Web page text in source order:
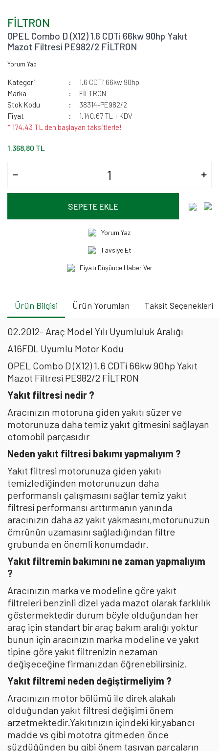
FİLTRON
OPEL Combo D (X12) 1.6 CDTi 66kw 90hp Yakıt
Mazot Filtresi PE982/2 FİLTRON
Yorum Yap
Kategori
1.6 CDTi 66kw 90hp
Marka
FİLTRON
Stok Kodu
38314-PE982/2
Fiyat
1.140,67 TL + KDV
* 174,43 TL den başlayan taksitlerle!
1.368,80 TL
SEPETE EKLE
Yorum Yaz
Tavsiye Et
Fiyatı Düşünce Haber Ver
Ürün Bilgisi Ürün Yorumları Taksit Seçenekleri
02.2012- Araç Model Yılı Uyumluluk Aralığı
A16FDL Uyumlu Motor Kodu
OPEL Combo D (X12) 1.6 CDTi 66kw 90hp Yakıt
Mazot Filtresi PE982/2 FİLTRON
Yakıt filtresi nedir ?
Aracınızın motoruna giden yakıtı süzer ve
motorunuza daha temiz yakıt gitmesini sağlayan
otomobil parçasıdır
Neden yakıt filtresi bakımı yapmalıyım ?
Yakıt filtresi motorunuza giden yakıtı
temizlediğinden motorunuzun daha
performanslı çalışmasını sağlar temiz yakıt
filtresi performansı arttırmanın yanında
aracınızın daha az yakıt yakmasını,motorunuzun
ömrünün uzamasını sağladığından filtre
grubunda en önemli konumdadır.
Yakıt filtremin bakımını ne zaman yapmalıyım
?
Aracınızın marka ve modeline göre yakıt
filtreleri benzinli dizel yada mazot olarak farklılık
göstermektedir durum böyle olduğundan her
araç için standart bir araç bakım aralığı yoktur
bunun için aracınızın marka modeline ve yakıt
tipine göre yakıt filtrenizin nezaman
değişeceğine firmanızdan öğrenebilirsiniz.
Yakıt filtremi neden değiştirmeliyim ?
Aracınızın motor bölümü ile direk alakalı
olduğundan yakıt filtresi değişimi önem
arzetmektedir.Yakıtınızın içindeki kir,yabancı
madde vs gibi mototra gitmeden önce
süzdüğünden bu gibi önem taşıyan parçaların